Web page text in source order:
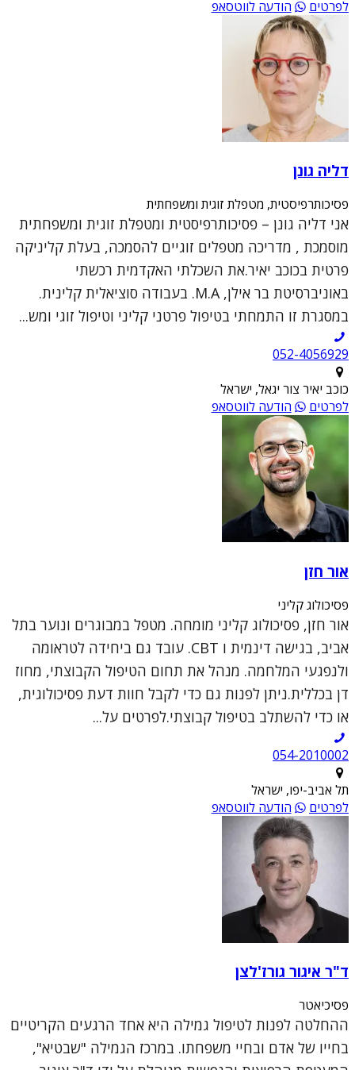
לפרטים
הודעה לווטסאפ
דליה גונן
פסיכותרפיסטית, מטפלת זוגית ומשפחתית
אני דליה גונן – פסיכותרפיסטית ומטפלת זוגית ומשפחתית
מוסמכת , מדריכה מטפלים זוגיים להסמכה, בעלת קליניקה
פרטית בכוכב יאיר.את השכלתי האקדמית רכשתי
באוניברסיטת בר אילן, M.A. בעבודה סוציאלית קלינית.
במסגרת זו התמחתי בטיפול פרטני קליני וטיפול זוגי ומש...
052-4056929
כוכב יאיר צור יגאל, ישראל
לפרטים
הודעה לווטסאפ
אור חזן
פסיכולוג קליני
אור חזן, פסיכולוג קליני מומחה. מטפל במבוגרים ונוער בתל
אביב, בגישה דינמית ו CBT. עובד גם ביחידה לטראומה
ולנפגעי המלחמה. מנהל את תחום הטיפול הקבוצתי, מחוז
דן בכללית.ניתן לפנות גם כדי לקבל חוות דעת פסיכולוגית,
או כדי להשתלב בטיפול קבוצתי.לפרטים על...
054-2010002
תל אביב-יפו, ישראל
לפרטים
הודעה לווטסאפ
ד"ר איגור גורז'לצן
פסיכיאטר
ההחלטה לפנות לטיפול גמילה היא אחד הרגעים הקריטיים
בחייו של אדם ובחיי משפחתו. במרכז הגמילה "שבטיא",